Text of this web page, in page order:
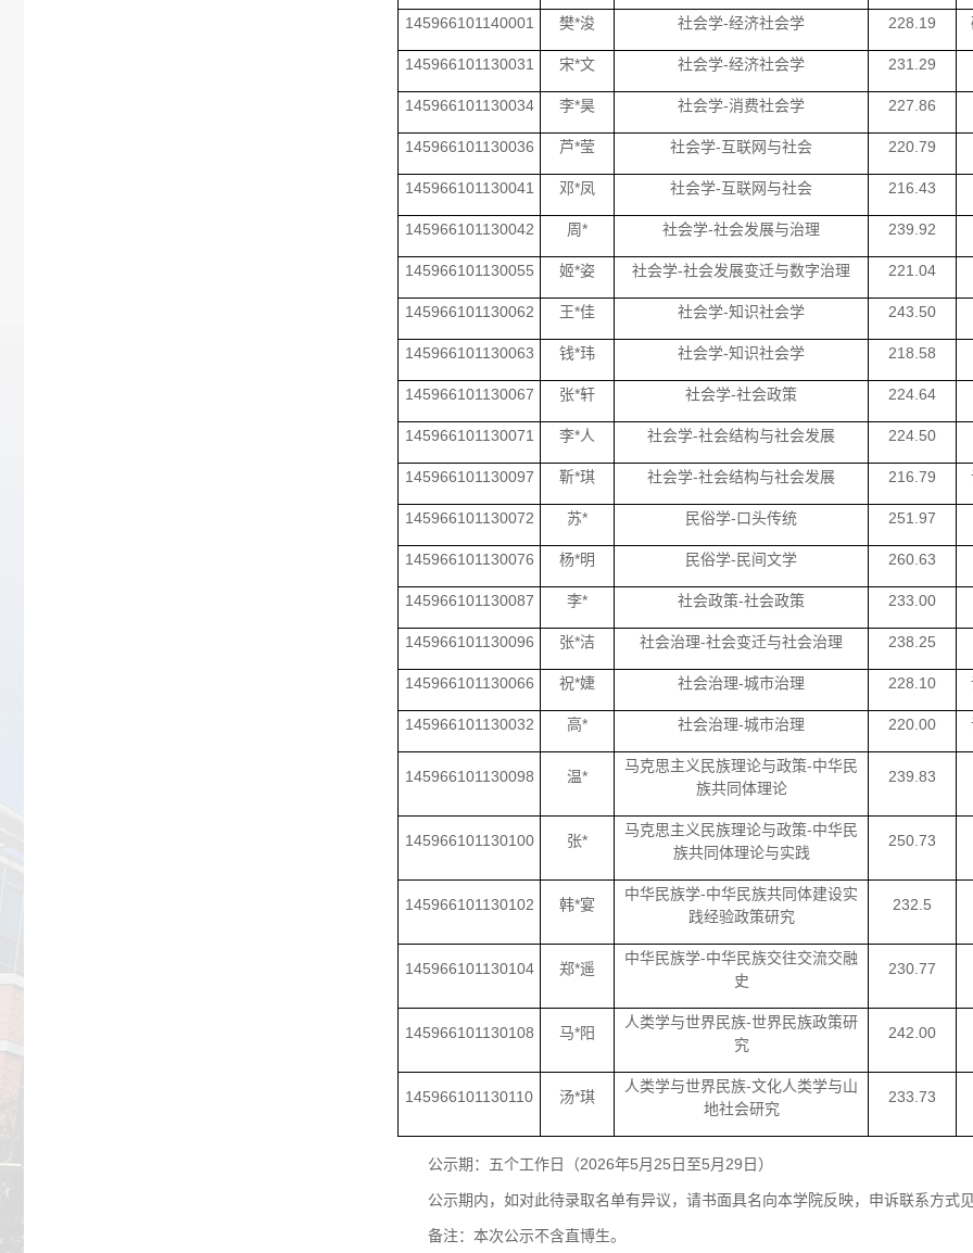
145966101140001 樊*浚 社会学-经济社会学 228.19
145966101130031 宋*文 社会学-经济社会学 231.29
145966101130034 李*昊 社会学-消费社会学 227.86
145966101130036 芦*莹 社会学-互联网与社会 220.79
145966101130041 邓*凤 社会学-互联网与社会 216.43
145966101130042 周* 社会学-社会发展与治理 239.92
145966101130055 姬*姿 社会学-社会发展变迁与数字治理 221.04
145966101130062 王*佳 社会学-知识社会学 243.50
145966101130063 钱*玮 社会学-知识社会学 218.58
145966101130067 张*轩 社会学-社会政策 224.64
145966101130071 李*人 社会学-社会结构与社会发展 224.50
145966101130097 靳*琪 社会学-社会结构与社会发展 216.79
145966101130072 苏* 民俗学-口头传统 251.97
145966101130076 杨*明 民俗学-民间文学 260.63
145966101130087 李* 社会政策-社会政策 233.00
145966101130096 张*洁 社会治理-社会变迁与社会治理 238.25
145966101130066 祝*婕 社会治理-城市治理 228.10
145966101130032 高* 社会治理-城市治理 220.00
145966101130098 温*
马克思主义民族理论与政策-中华民
族共同体理论
239.83
145966101130100 张*
马克思主义民族理论与政策-中华民
族共同体理论与实践
250.73
145966101130102 韩*宴
中华民族学-中华民族共同体建设实
践经验政策研究
232.5
145966101130104 郑*遥
中华民族学-中华民族交往交流交融
史
230.77
145966101130108 马*阳
人类学与世界民族-世界民族政策研
究
242.00
145966101130110 汤*琪
人类学与世界民族-文化人类学与山
地社会研究
233.73
公示期：五个工作日（2026年5月25日至5月29日）
公示期内，如对此待录取名单有异议，请书面具名向本学院反映，申诉联系方式
备注：本次公示不含直博生。